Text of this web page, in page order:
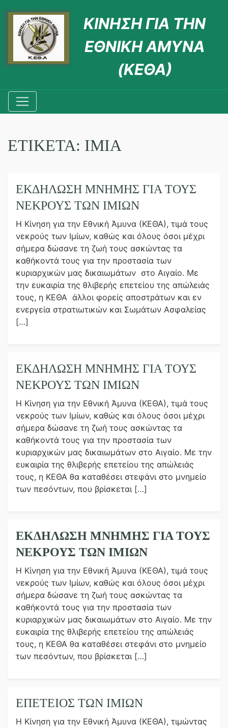
ΚΙΝΗΣΗ ΓΙΑ ΤΗΝ
ΕΘΝΙΚΗ ΑΜΥΝΑ
(ΚΕΘΑ)
ΕΤΙΚΈΤΑ: ΊΜΙΑ
ΕΚΔΉΛΩΣΗ ΜΝΉΜΗΣ ΓΙΑ ΤΟΥΣ
ΝΕΚΡΟΎΣ ΤΩΝ ΙΜΊΩΝ
Η Κίνηση για την Εθνική Άμυνα (ΚΕΘΑ), τιμά τους
νεκρούς των Ιμίων, καθώς και όλους όσοι μέχρι
σήμερα δώσανε τη ζωή τους ασκώντας τα
καθήκοντά τους για την προστασία των
κυριαρχικών μας δικαιωμάτων στο Αιγαίο. Με
την ευκαιρία της θλιβερής επετείου της απώλειάς
τους, η ΚΕΘΑ άλλοι φορείς αποστράτων και εν
ενεργεία στρατιωτικών και Σωμάτων Ασφαλείας
[…]
ΕΚΔΉΛΩΣΗ ΜΝΉΜΗΣ ΓΙΑ ΤΟΥΣ
ΝΕΚΡΟΎΣ ΤΩΝ ΙΜΊΩΝ
Η Κίνηση για την Εθνική Άμυνα (ΚΕΘΑ), τιμά τους
νεκρούς των Ιμίων, καθώς και όλους όσοι μέχρι
σήμερα δώσανε τη ζωή τους ασκώντας τα
καθήκοντά τους για την προστασία των
κυριαρχικών μας δικαιωμάτων στο Αιγαίο. Με την
ευκαιρία της θλιβερής επετείου της απώλειάς
τους, η ΚΕΘΑ θα καταθέσει στεφάνι στο μνημείο
των πεσόντων, που βρίσκεται […]
ΕΚΔΉΛΩΣΗ ΜΝΉΜΗΣ ΓΙΑ ΤΟΥΣ
ΝΕΚΡΟΎΣ ΤΩΝ ΙΜΊΩΝ
Η Κίνηση για την Εθνική Άμυνα (ΚΕΘΑ), τιμά τους
νεκρούς των Ιμίων, καθώς και όλους όσοι μέχρι
σήμερα δώσανε τη ζωή τους ασκώντας τα
καθήκοντά τους για την προστασία των
κυριαρχικών μας δικαιωμάτων στο Αιγαίο. Με την
ευκαιρία της θλιβερής επετείου της απώλειάς
τους, η ΚΕΘΑ θα καταθέσει στεφάνι στο μνημείο
των πεσόντων, που βρίσκεται […]
ΕΠΕΤΕΙΟΣ ΤΩΝ ΙΜΙΩΝ
Η Κίνηση για την Εθνική Άμυνα (ΚΕΘΑ), τιμώντας